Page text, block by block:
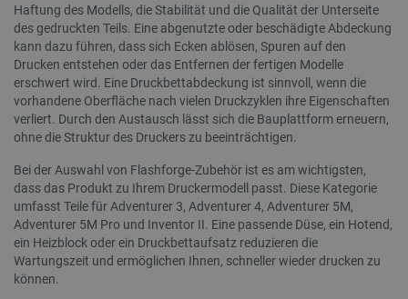
Haftung des Modells, die Stabilität und die Qualität der Unterseite
des gedruckten Teils. Eine abgenutzte oder beschädigte Abdeckung
kann dazu führen, dass sich Ecken ablösen, Spuren auf den
Drucken entstehen oder das Entfernen der fertigen Modelle
erschwert wird. Eine Druckbettabdeckung ist sinnvoll, wenn die
vorhandene Oberfläche nach vielen Druckzyklen ihre Eigenschaften
verliert. Durch den Austausch lässt sich die Bauplattform erneuern,
ohne die Struktur des Druckers zu beeinträchtigen.
Bei der Auswahl von Flashforge-Zubehör ist es am wichtigsten,
dass das Produkt zu Ihrem Druckermodell passt. Diese Kategorie
umfasst Teile für Adventurer 3, Adventurer 4, Adventurer 5M,
Adventurer 5M Pro und Inventor II. Eine passende Düse, ein Hotend,
ein Heizblock oder ein Druckbettaufsatz reduzieren die
Wartungszeit und ermöglichen Ihnen, schneller wieder drucken zu
können.
isListDisplay botland.de
LaSID
Quality Unit
LLC
botland.de
_smvs .botland.de